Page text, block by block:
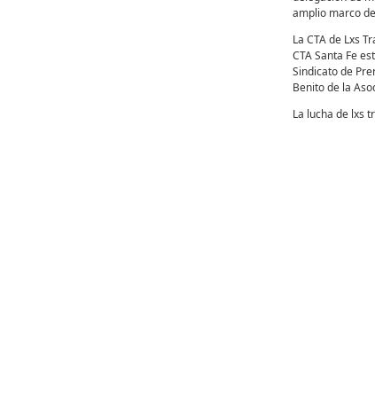
amplio marco
La CTA de Lxs
CTA Santa Fe
Sindicato de
Benito de la
La lucha de lxs